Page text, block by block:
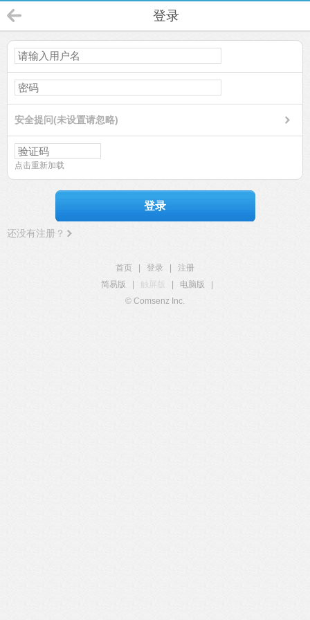
登录
安全提问(未设置请忽略)
点击重新加载
登录
还没有注册？
首页 登录
注册
简易版
触屏版 电脑版
© Comsenz Inc.